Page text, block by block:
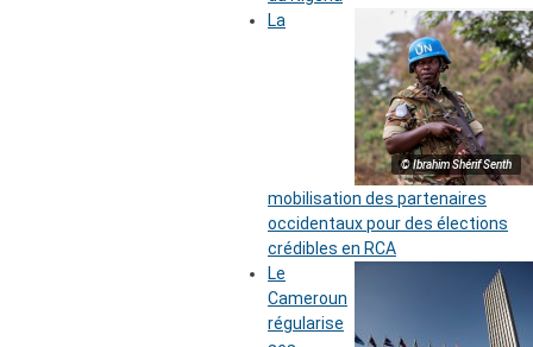
© Ibrahim Shérif Senth
La
mobilisation des partenaires
occidentaux pour des élections
crédibles en RCA
Le
Cameroun
régularise